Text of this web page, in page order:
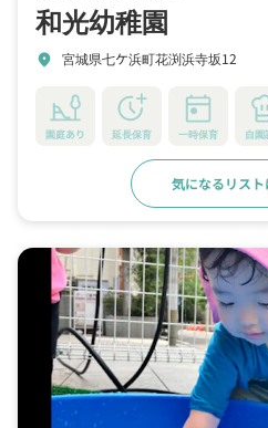
和光幼稚園
location_on 宮城県七ケ浜町花渕浜寺坂12
園庭あり 延長保育 一時保育 自園
気になるリス